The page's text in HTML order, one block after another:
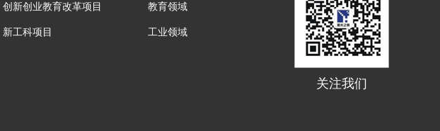
创新创业教育改革项目
新工科项目
教育领域
工业领域
关注我们